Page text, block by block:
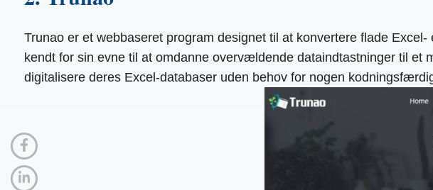
Trunao er et webbaseret program designet til at konvertere flade
kendt for sin evne til at omdanne overvældende dataindtastninger til
digitalisere deres Excel-databaser uden behov for nogen